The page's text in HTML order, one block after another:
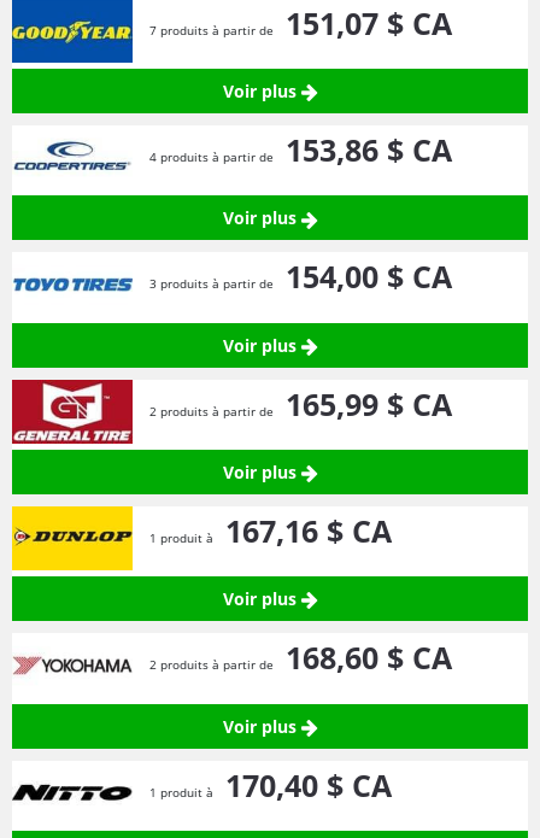
7 produits à partir de 151,07 $ CA
Voir plus
4 produits à partir de 153,86 $ CA
Voir plus
3 produits à partir de 154,00 $ CA
Voir plus
2 produits à partir de 165,99 $ CA
Voir plus
1 produit à 167,16 $ CA
Voir plus
2 produits à partir de 168,60 $ CA
Voir plus
1 produit à 170,40 $ CA